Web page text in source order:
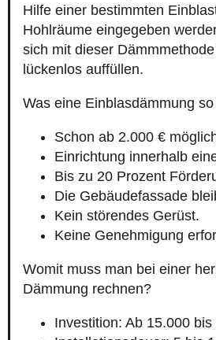
Hilfe einer bestimmten
Hohlräume eingegeben
sich mit dieser
lückenlos auffüllen.
Was eine Einblasdämmung
Schon ab 2.000 €
Einrichtung innerhalb
Bis zu 20 Prozent
Die Gebäudefassade
Kein störendes Gerüst.
Keine Genehmigung
Womit muss man bei einer
Dämmung rechnen?
Investition: Ab 15.000